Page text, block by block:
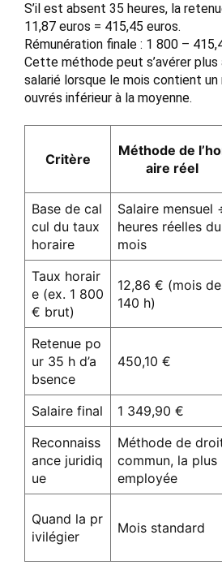
S’il est absent 35 heures, la
11,87 euros = 415,45 euros.
Rémunération finale : 1 800 –
Cette méthode peut s’avérer
salarié lorsque le mois contient un
ouvrés inférieur à la moyenne.
Critère
Méthode de
aire réel
Base de cal
cul du taux
horaire
Salaire mensuel
heures réelles du
mois
Taux horair
e (ex. 1 800
€ brut)
12,86 € (mois de
140 h)
Retenue po
ur 35 h d’a
bsence
450,10 €
Salaire final 1 349,90 €
Reconnaiss
ance juridiq
ue
Méthode de
commun, la plus
employée
Quand la pr
ivilégier
Mois standard